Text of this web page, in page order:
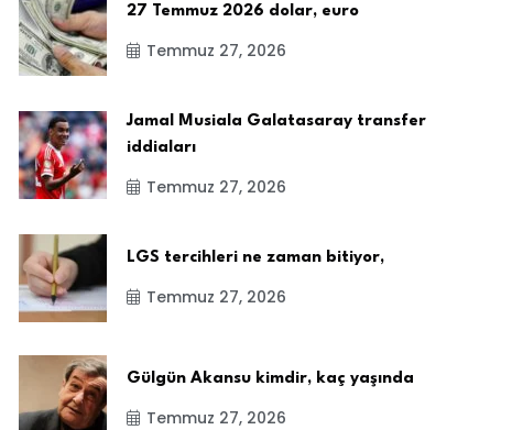
27 Temmuz 2026 dolar, euro
Temmuz 27, 2026
Jamal Musiala Galatasaray transfer
iddiaları
Temmuz 27, 2026
LGS tercihleri ne zaman bitiyor,
Temmuz 27, 2026
Gülgün Akansu kimdir, kaç yaşında
Temmuz 27, 2026